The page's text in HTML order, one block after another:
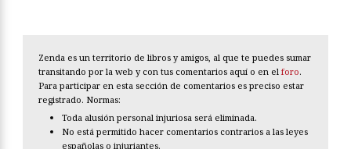
Zenda es un territorio de libros y amigos, al que te puedes sumar
transitando por la web y con tus comentarios aquí o en el foro.
Para participar en esta sección de comentarios es preciso estar
registrado. Normas:
Toda alusión personal injuriosa será eliminada.
No está permitido hacer comentarios contrarios a las leyes
españolas o injuriantes.